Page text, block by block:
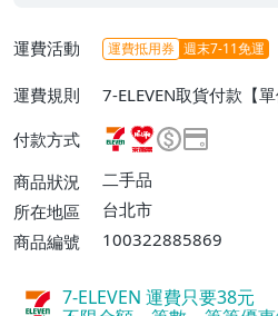
運費活動 運費抵用券 週末7-11免運
運費規則
7-ELEVEN取貨付款【
$500免運費】、萊爾富
費$60、消費滿$500免
【單件運費$65、消費
交/自取/不寄送【免運費
付款方式
商品狀況
二手品
所在地區
台北市
商品編號
100322885869
7-ELEVEN 運費只要38元